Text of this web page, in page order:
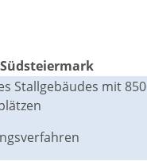
Stallgebäudes mit 850